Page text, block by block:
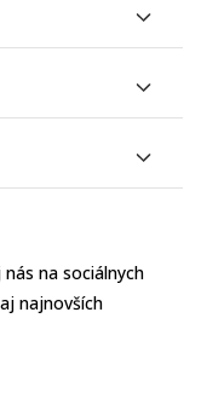
na sociálnych
najnovších